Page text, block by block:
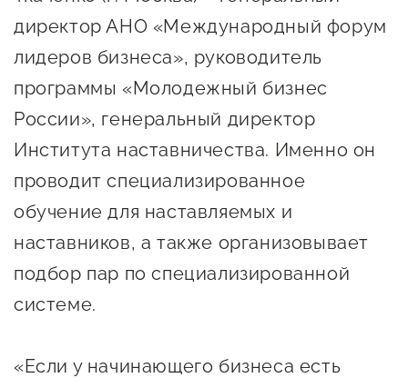
Имущественная поддержка
Консультационная поддержка
Образовательная поддержка
Поддержка креативного и
инновационно-
технологического
предпринимательства
Поддержка социальных
предпринимателей
Поддержка экспортеров
директор АНО «Международный форум
лидеров бизнеса», руководитель
программы «Молодежный бизнес
России», генеральный директор
Института наставничества. Именно он
проводит специализированное
обучение для наставляемых и
наставников, а также организовывает
подбор пар по специализированной
системе.
«Если у начинающего бизнеса есть